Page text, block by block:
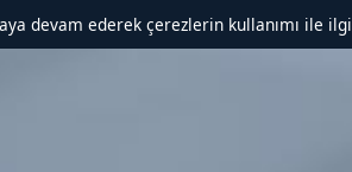
devam ederek çerezlerin kullanımı ile